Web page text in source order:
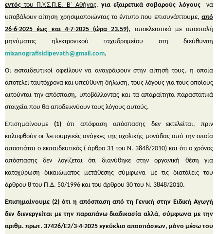
εντός του Π.Υ.Σ.Π.Ε. Β΄ Αθήνας,για εξαιρετικά σοβαρούς λόγουςνα
υποβάλουν αίτηση χρησιμοποιώντας το έντυπο που επισυνάπτουμε, από
26-6-2025 έως και 4-7-2025 (ώρα 23.59), αποκλειστικά με αποστολή
μηνύματος ηλεκτρονικού ταχυδρομείου στη διεύθυνση
mixanografisidipevath@gmail .com.
Οι εκπαιδευτικοί οφείλουν να αναγράφουν στην αίτησή τους, η οποία
αποτελεί ταυτόχρονα και υπεύθυνη δήλωση, τους λόγους για τους οποίους
αιτούνται την απόσπαση, υποβάλλοντας και τα απαραίτητα παραστατικά
στοιχεία που θα αποδεικνύουν τους λόγους αυτούς.
Επισημαίνουμε (1)ότι απόφαση απόσπασης δεν εκτελείται, πριν
καλυφθούν οι λειτουργικές ανάγκες της σχολικής μονάδας από την οποία
αποσπάται ο εκπαιδευτικός ( άρθρο 31 του Ν. 3848/2010) και ότι ο χρόνος
απόσπασης δεν λογίζεται ότι διανύθηκε στην οργανική θέση για
κατοχύρωση δικαιώματος μετάθεσης σύμφωνα με τις διατάξεις του
άρθρου 8 του Π.Δ. 50/1996 και του άρθρου 30 του Ν. 3848/2010.
Επισημαίνουμε (2) ότι η απόσπαση από τη Γενική στην Ειδική Αγωγή
δεν διενεργείται με την παραπάνω διαδικασία αλλά, σύμφωνα με την
αριθμ. πρωτ. 37426/Ε2/3-4-2025 εγκύκλιο αποσπάσεων, μόνο μέσω του